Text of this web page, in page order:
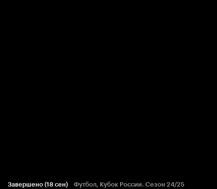
Завершено (18 сен) Футбол, Кубок России. Сезон 24/25